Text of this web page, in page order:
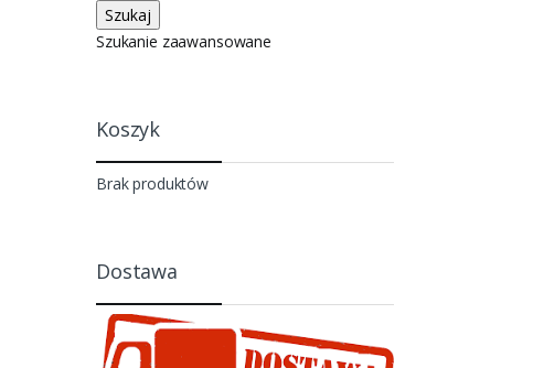
Szukanie zaawansowane
Koszyk
Brak produktów
Dostawa